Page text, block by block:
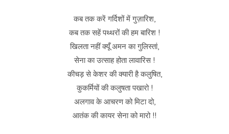
कब तक करें गर्दिशों में गुज़ारिश,
कब तक सहें पथ्थरों की हम बारिश !
खिलता नहीं क्यूँ अमन का गुलिस्तां,
सेना का उत्साह होता लावारिस !
कीचड़ से केशर की क्यारी है कलुषित,
कुकर्मियों की कलुषता पखारो !
अलगाव के आचरण को मिटा दो,
आतंक की कायर सेना को मारो !!